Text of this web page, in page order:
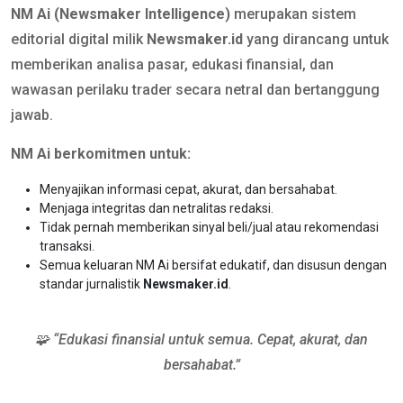
NM Ai (Newsmaker Intelligence) merupakan sistem
editorial digital milik Newsmaker.id yang dirancang untuk
memberikan analisa pasar, edukasi finansial, dan
wawasan perilaku trader secara netral dan bertanggung
jawab.
NM Ai berkomitmen untuk:
Menyajikan informasi cepat, akurat, dan bersahabat.
Menjaga integritas dan netralitas redaksi.
Tidak pernah memberikan sinyal beli/jual atau rekomendasi
transaksi.
Semua keluaran NM Ai bersifat edukatif, dan disusun dengan
standar jurnalistik Newsmaker.id
🧩 “Edukasi finansial untuk semua. Cepat, akurat, dan
bersahabat.”